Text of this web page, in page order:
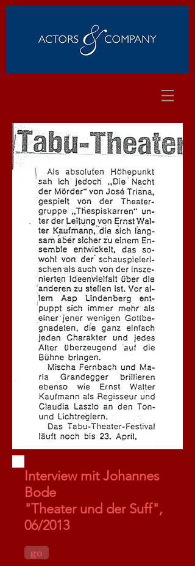
Interview mit Johannes
Bode
"Theater und der Suff",
06/2013
go